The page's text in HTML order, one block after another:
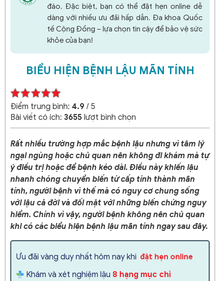
đáo. Đặc biệt, bạn có thể đặt hẹn online dễ
dàng với nhiều ưu đãi hấp dẫn. Đa khoa Quốc
tế Cộng Đồng – lựa chọn tin cậy để bảo vệ sức
khỏe của bạn!
BIỂU HIỆN BỆNH LẬU MÃN TÍNH
Điểm trung bình: 4.9 / 5
Bài viết có ích: 3655 lượt bình chọn
Rất nhiều trường hợp mắc bệnh lậu nhưng vì tâm lý
ngại ngùng hoặc chủ quan nên không đi khám mà tự
ý điều trị hoặc để bệnh kéo dài. Điều này khiến lậu
nhanh chóng chuyển biến từ cấp tính thành mãn
tính, người bệnh vì thế mà có nguy cơ chung sống
với lậu cả đời và đối mặt với những biến chứng nguy
hiểm. Chính vì vậy, người bệnh không nên chủ quan
khi có các biểu hiện bệnh lậu mãn tính ngay sau đây.
Ưu đãi vàng duy nhất hôm nay khi đặt hẹn online
Khám và xét nghiệm lậu 8 hạng mục chỉ